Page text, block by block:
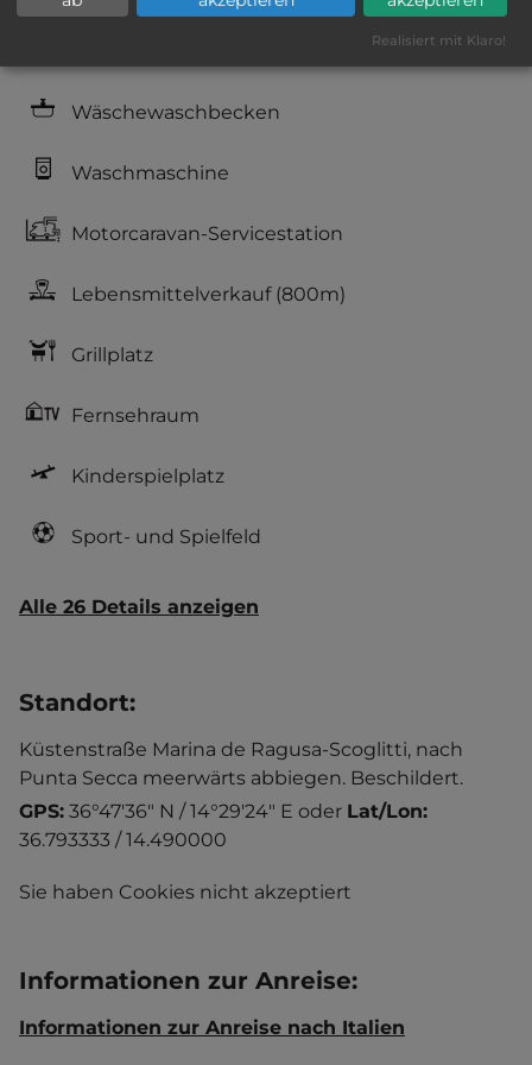
Wäschewaschbecken
Waschmaschine
Motorcaravan-Servicestation
Lebensmittelverkauf(800m)
Grillplatz
Fernsehraum
Kinderspielplatz
Sport- und Spielfeld
Alle 26 Details anzeigen
Standort:
Küstenstraße Marina de Ragusa-Scoglitti, nach
Punta Secca meerwärts abbiegen. Beschildert.
GPS: 36°47'36" N / 14°29'24" E oder Lat/Lon:
36.793333 / 14.490000
Sie haben Cookies nicht akzeptiert
Informationen zur Anreise:
Informationen zur Anreise nach Italien
Realisiert mit Klaro!